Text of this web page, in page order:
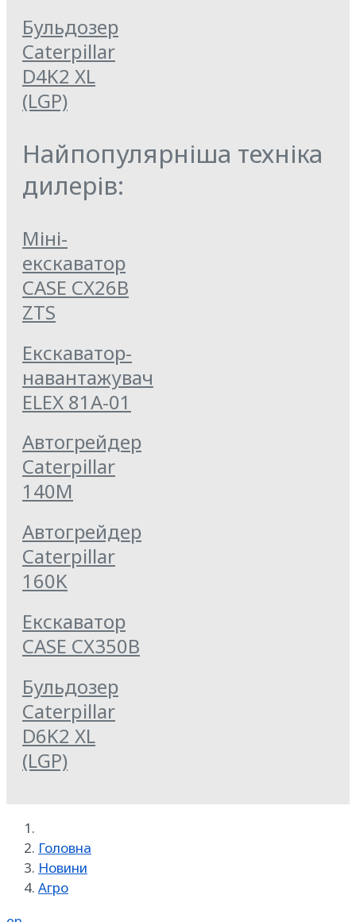
Бульдозер
Caterpillar
D4K2 XL
(LGP)
Найпопулярніша техніка
дилерів:
Міні-
екскаватор
CASE CX26B
ZTS
Екскаватор-
навантажувач
ELEX 81А-01
Автогрейдер
Caterpillar
140M
Автогрейдер
Caterpillar
160K
Екскаватор
CASE CX350B
Бульдозер
Caterpillar
D6K2 XL
(LGP)
Головна
Новини
Агро